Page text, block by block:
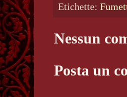
Etichette:
Nessun
Posta un